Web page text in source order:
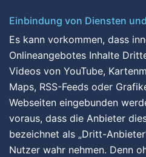
Einbindung von Diensten
Es kann vorkommen, dass
Onlineangebotes Inhalte
Videos von YouTube,
Maps, RSS-Feeds oder
Webseiten eingebunden
voraus, dass die Anbieter
bezeichnet als „Dritt-
Nutzer wahr nehmen. Denn